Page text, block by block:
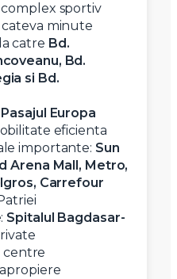
complex sportiv
minute
catre Bd.
Bd.
si Bd.
Pasajul Europa
eficienta
importante: Sun
Arena Mall, Metro,
Carrefour
Spitalul Bagdasar-
centre